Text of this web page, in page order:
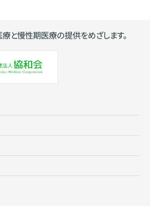
と慢性期医療の提供をめざします。